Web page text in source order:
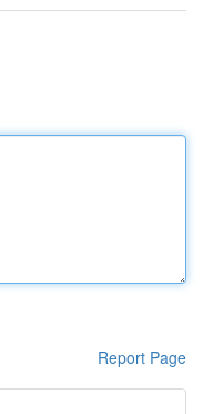
Report Page